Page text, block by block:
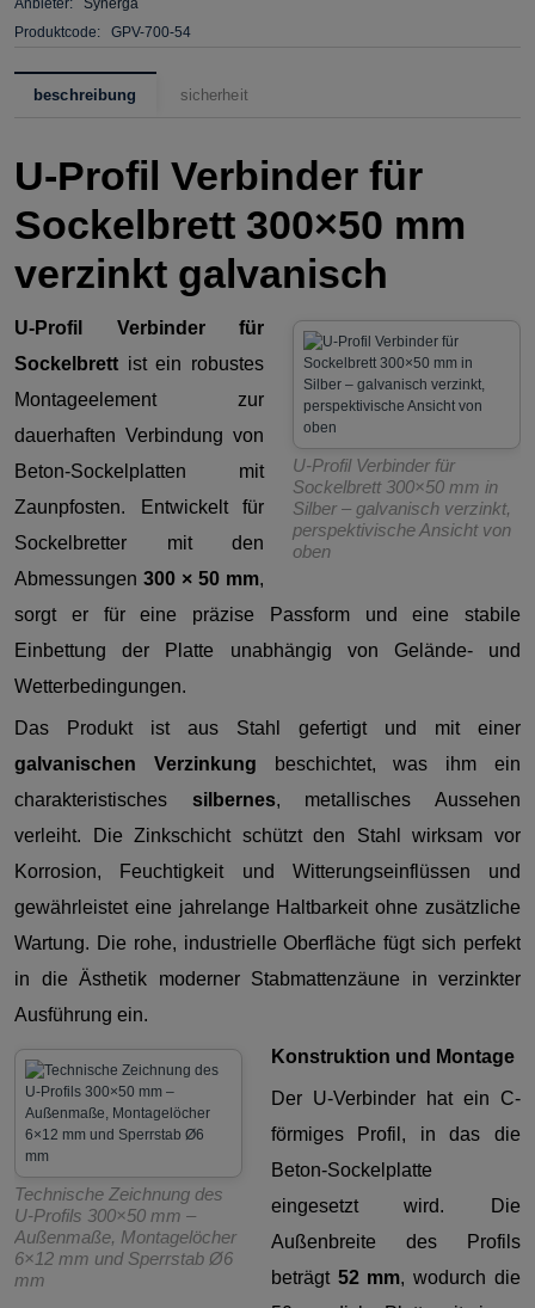
Anbieter:
Synerga
Produktcode:
GPV-700-54
beschreibung sicherheit
U-Profil Verbinder für
Sockelbrett 300×50 mm
verzinkt galvanisch
U-Profil Verbinder für
Sockelbrett 300×50 mm in
Silber – galvanisch verzinkt,
perspektivische Ansicht von
oben
U-Profil Verbinder für
Sockelbrett ist ein robustes
Montageelement zur
dauerhaften Verbindung von
Beton-Sockelplatten mit
Zaunpfosten. Entwickelt für
Sockelbretter mit den
Abmessungen300 × 50 mm,
sorgt er für eine präzise Passform und eine stabile
Einbettung der Platte unabhängig von Gelände- und
Wetterbedingungen.
Das Produkt ist aus Stahl gefertigt und mit einer
galvanischen Verzinkung beschichtet, was ihm ein
charakteristisches silbernes, metallisches Aussehen
verleiht. Die Zinkschicht schützt den Stahl wirksam vor
Korrosion, Feuchtigkeit und Witterungseinflüssen und
gewährleistet eine jahrelange Haltbarkeit ohne zusätzliche
Wartung. Die rohe, industrielle Oberfläche fügt sich perfekt
in die Ästhetik moderner Stabmattenzäune in verzinkter
Ausführung ein.
Technische Zeichnung des
U-Profils 300×50 mm –
Außenmaße, Montagelöcher
6×12 mm und Sperrstab Ø6
mm
Konstruktion und Montage
Der U-Verbinder hat ein C-
förmiges Profil, in das die
Beton-Sockelplatte
eingesetzt wird. Die
Außenbreite des Profils
beträgt 52 mm, wodurch die